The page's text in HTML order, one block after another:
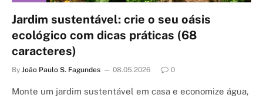
Jardim sustentável: crie o seu oásis
ecológico com dicas práticas (68
caracteres)
By João Paulo S. Fagundes 08.05.2026 0
Monte um jardim sustentável em casa e economize água,